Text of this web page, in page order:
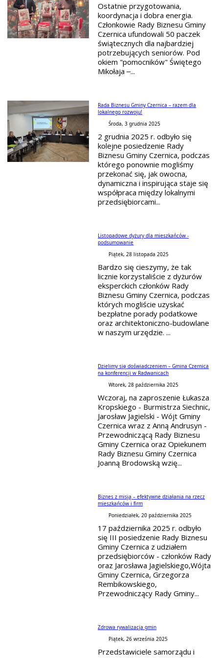
Ostatnie przygotowania,
koordynacja i dobra energia.
Członkowie Rady Biznesu Gminy
Czernica ufundowali 50 paczek
świątecznych dla najbardziej
potrzebujących seniorów. Pod
okiem "pomocników" Świętego
Mikołaja –...
Rada Biznesu Gminy Czernica – razem dla
lokalnego rozwoju!
Środa, 3 grudnia 2025
2 grudnia 2025 r. odbyło się
kolejne posiedzenie Rady
Biznesu Gminy Czernica, podczas
którego ponownie mogliśmy
przekonać się, jak owocna,
dynamiczna i inspirująca staje się
współpraca między lokalnymi
przedsiębiorcami...
Listopadowe dyżury dla mieszkańców -
podsumowanie
Piątek, 28 listopada 2025
Bardzo się cieszymy, że tak
licznie korzystaliście z dyżurów
eksperckich członków Rady
Biznesu Gminy Czernica, podczas
których mogliście uzyskać
bezpłatne porady podatkowe
oraz architektoniczno-budowlane
w naszym urzędzie. ...
Dzielimy się doświadczeniem – Gmina Czernica
na konferencji w Radwanicach
Wtorek, 28 października 2025
Wczoraj, na zaproszenie Łukasza
Kropskiego - Burmistrza Siechnic,
Jarosław Jagielski - Wójt Gminy
Czernica wraz z Anną Andrusyn -
Przewodniczącą Rady Biznesu
Gminy Czernica oraz Opiekunem
Rady Biznesu Gminy Czernica
Joanną Brodowską wzię...
Biznes z misją – efektywne działania na rzecz
mieszkańców i firm
Poniedziałek, 20 października 2025
17 października 2025 r. odbyło
się III posiedzenie Rady Biznesu
Gminy Czernica z udziałem
przedsiębiorców - członków Rady
oraz Jarosława Jagielskiego,Wójta
Gminy Czernica, Grzegorza
Rembikowskiego,
Przewodniczący Rady Gminy...
Zdrowa rywalizacja gmin
Piątek, 26 września 2025
Przedstawiciele samorządu i